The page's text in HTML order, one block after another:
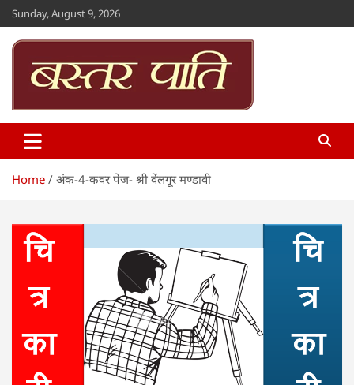
Skip
to
content
Sunday, August 9, 2026
Bastar Paati
Home अंक-4-कवर पेज- श्री वेंलगूर मण्डावी